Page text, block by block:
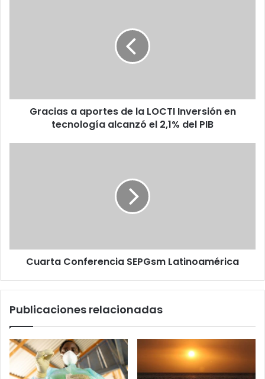
tecnología
alcanzóGracias a aportes de la LOCTI Inversión en
tecnología alcanzó el 2,1% del PIB
Cuarta Conferencia SEPGsm Latinoamérica
Publicaciones relacionadas